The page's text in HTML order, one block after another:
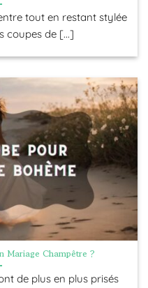
tout en restant stylée
coupes de [...]
Mariage Champêtre ?
de plus en plus prisés